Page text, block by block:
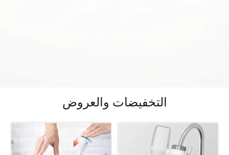
التخفيضات والعروض